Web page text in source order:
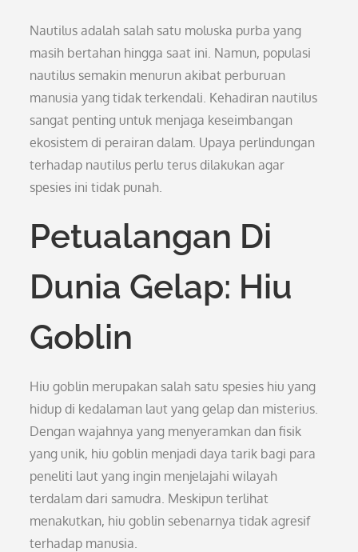
Nautilus adalah salah satu moluska purba yang
masih bertahan hingga saat ini. Namun, populasi
nautilus semakin menurun akibat perburuan
manusia yang tidak terkendali. Kehadiran nautilus
sangat penting untuk menjaga keseimbangan
ekosistem di perairan dalam. Upaya perlindungan
terhadap nautilus perlu terus dilakukan agar
spesies ini tidak punah.
Petualangan Di
Dunia Gelap: Hiu
Goblin
Hiu goblin merupakan salah satu spesies hiu yang
hidup di kedalaman laut yang gelap dan misterius.
Dengan wajahnya yang menyeramkan dan fisik
yang unik, hiu goblin menjadi daya tarik bagi para
peneliti laut yang ingin menjelajahi wilayah
terdalam dari samudra. Meskipun terlihat
menakutkan, hiu goblin sebenarnya tidak agresif
terhadap manusia.